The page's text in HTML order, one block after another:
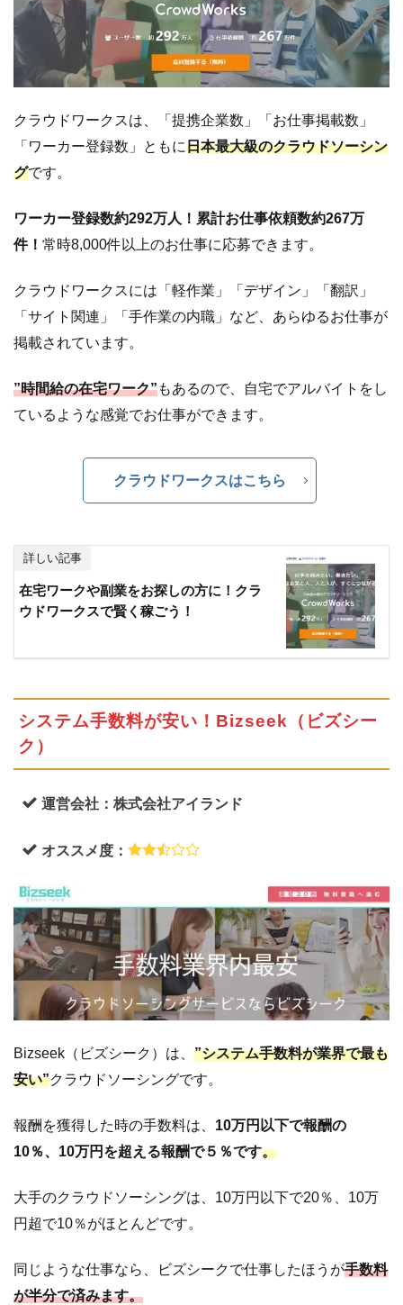
1.6
システム
手数料が
無料！
1.7
パソナグル
ープ運営！
2 専
門
な
仕
事
特
化
し
ソ
シ
ン
翻訳
者ネ
ワー
アメ
連の
案件
が多
い！
クラ
ウデ
ィア
2.3
クラウド翻
訳サービス
2.4 サイ
ト運
求人
「チ
ーム
カー
ズ」
クラウドワークスは、「提携企業数」「お仕事掲載数」
「ワーカー登録数」ともに日本最大級のクラウドソーシン
グです。
ワーカー登録数約292万人！累計お仕事依頼数約267万
件！ 常時8,000件以上のお仕事に応募できます。
クラウドワークスには「軽作業」「デザイン」「翻訳」
「サイト関連」「手作業の内職」など、あらゆるお仕事が
掲載されています。
”時間給の在宅ワーク”もあるので、自宅でアルバイトをし
ているような感覚でお仕事ができます。
クラウドワークスはこちら
詳しい記事
在宅ワークや副業をお探しの方に！クラ
ウドワークスで賢く稼ごう！
システム手数料が安い！Bizseek（ビズシー
ク）
運営会社：株式会社アイランド
オススメ度：
Bizseek（ビズシーク）は、 ”システム手数料が業界で最も
安い”クラウドソーシングです。
報酬を獲得した時の手数料は、 10万円以下で報酬の
10％、10万円を超える報酬で５％です。
大手のクラウドソーシングは、10万円以下で20％、10万
円超で10％がほとんどです。
同じような仕事なら、ビズシークで仕事したほうが手数料
が半分で済みます。